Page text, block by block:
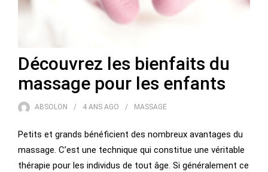
Découvrez les bienfaits du
massage pour les enfants
ABSOLON 4 ANS AGO MASSAGE
Petits et grands bénéficient des nombreux avantages du
massage. C’est une technique qui constitue une véritable
thérapie pour les individus de tout âge. Si généralement ce